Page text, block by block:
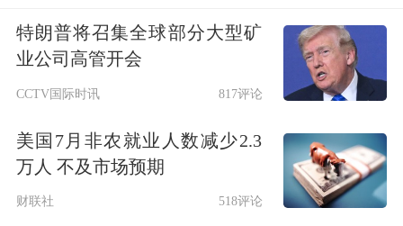
特朗普将召集全球部分大型矿
业公司高管开会
CCTV国际时讯 817评论
美国7月非农就业人数减少2.3
万人 不及市场预期
财联社 518评论